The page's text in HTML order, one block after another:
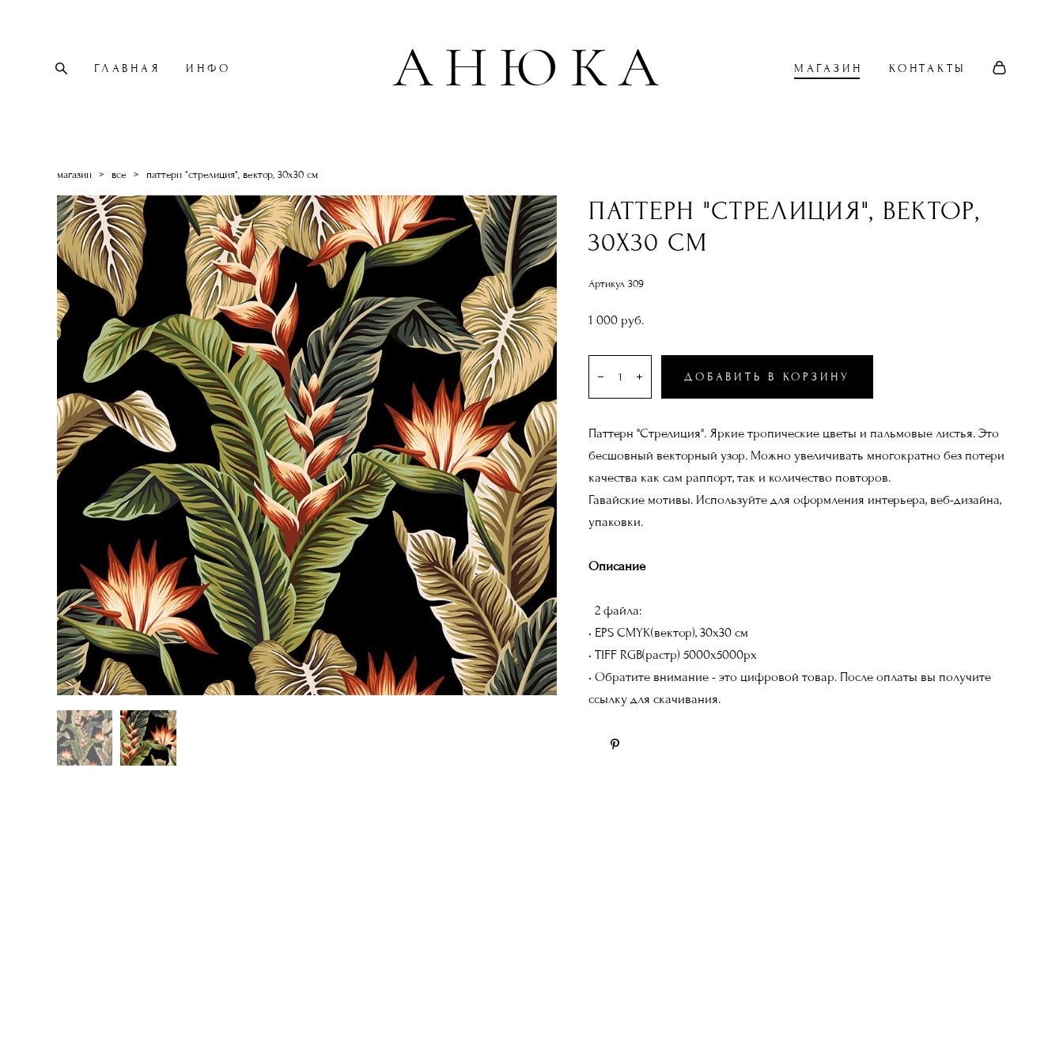
ГЛАВНАЯ ИНФО АНЮКА МАГАЗИН КОНТАКТЫ
магазин > все > паттерн "стрелиция", вектор, 30х30 см
ПАТТЕРН "СТРЕЛИЦИЯ", ВЕКТОР,
30Х30 СМ
Артикул 309
1 000 pуб.
ДОБАВИТЬ В КОРЗИНУ
Паттерн "Стрелиция". Яркие тропические цветы и пальмовые листья. Это
бесшовный векторный узор. Можно увеличивать многократно без потери
качества как сам раппорт, так и количество повторов.
Гавайские мотивы. Используйте для оформления интерьера, веб-дизайна,
упаковки.
Описание
2 файла:
• EPS CMYK(вектор), 30х30 см
• TIFF RGB(растр) 5000x5000px
• Обратите внимание - это цифровой товар. После оплаты вы получите
ссылку для скачивания.